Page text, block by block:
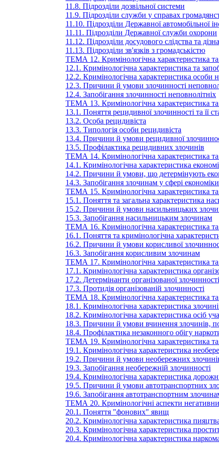
11.8. Підрозділи дозвільної системи
11.9. Підрозділи служби у справах
11.10. Підрозділи Державної автомобільної
11.11. Підрозділи Державної служби охорони
11.12. Підрозділи досудового слідства та
11.13. Підрозділи зв'язків з громадськістю
ТЕМА 12. Кримінологічна характеристика та
12.1. Кримінологічна характеристика та
12.2. Кримінологічна характеристика особи
12.3. Причини й умови злочинності
12.4. Запобігання злочинності неповнолітніх
ТЕМА 13. Кримінологічна характеристика та
13.1. Поняття рецидивної злочинності та її
13.2. Особа рецидивіста
13.3. Типологія особи рецидивіста
13.4. Причини й умови рецидивної
13.5. Профілактика рецидивних злочинів
ТЕМА 14. Кримінологічна характеристика та
14.1. Кримінологічна характеристика
14.2. Причини й умови, що детермінують
14.3. Запобігання злочинам у сфері економіки
ТЕМА 15. Кримінологічна характеристика
15.1. Поняття та загальна характеристика
15.2. Причини й умови насильницьких
15.3. Запобігання насильницьким злочинам
ТЕМА 16. Кримінологічна характеристика та
16.1. Поняття та кримінологічна
16.2. Причини й умови корисливої
16.3. Запобігання корисливим злочинам
ТЕМА 17. Кримінологічна характеристика та
17.1. Кримінологічна характеристика
17.2. Детермінанти організованої злочинності
17.3. Протидія організованій злочинності
ТЕМА 18. Кримінологічна характеристика та
18.1. Кримінологічна характеристика
18.2. Кримінологічна характеристика осіб
18.3. Причини й умови вчинення злочинів,
18.4. Профілактика незаконного обігу
ТЕМА 19. Кримінологічна характеристика та
19.1. Кримінологічна характеристика
19.2. Причини й умови необережних
19.3. Запобігання необережній злочинності
19.4. Кримінологічна характеристика
19.5. Причини й умови автотранспортних
19.6. Запобігання автотранспортним
ТЕМА 20. Кримінологічні аспекти
20.1. Поняття "фонових" явищ
20.2. Кримінологічна характеристика
20.3. Кримінологічна характеристика
20.4. Кримінологічна характеристика